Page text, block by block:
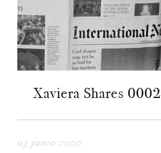
Xaviera Shares 0002
03 junio 2020